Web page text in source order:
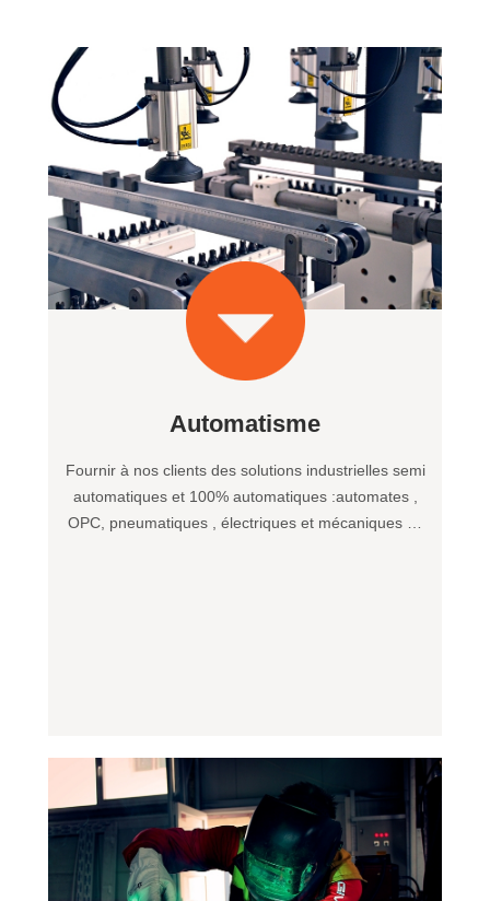
Automatisme
Fournir à nos clients des solutions industrielles semi
automatiques et 100% automatiques :automates ,
OPC, pneumatiques , électriques et mécaniques …